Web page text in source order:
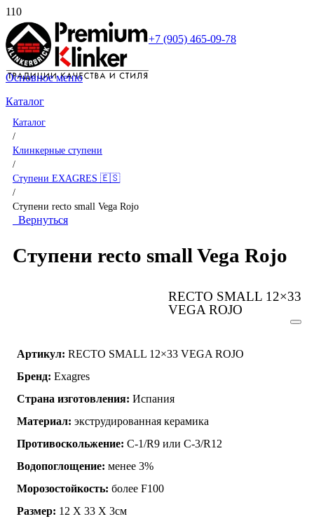
+7 (905) 465-09-78
Основное меню
Каталог
Каталог
/
Клинкерные ступени
/
Ступени EXAGRES 🇪🇸
/
Ступени recto small Vega Rojo
Вернуться
Ступени recto small Vega Rojo
RECTO SMALL 12×33
VEGA ROJO
Артикул: RECTO SMALL 12×33 VEGA ROJO
Бренд: Exagres
Страна изготовления: Испания
Материал: экструдированная керамика
Противоскольжение: C-1/R9 или C-3/R12
Водопоглощение: менее 3%
Морозостойкость: более F100
Размер: 12 Х 33 X 3см